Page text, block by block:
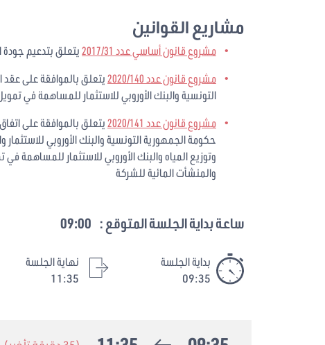
مشاريع القوانين
مشروع قانون أساسي عدد 2017/31
يتعلق بتدعيم جودة
مشروع قانون عدد 2020/140
التونسية والبنك الأوروبي للاستثمار للمساهمة في
مشروع قانون عدد 2020/141
حكومة الجمهورية التونسية والبنك الأوروبي
وتوزيع المياه والبنك الأوروبي للاستثمار للمساهمة
والمنشأت المائية للشركة
ساعة بداية الجلسة المتوقع : 09:00
بداية الجلسة
09:35
نهاية الجلسة
11:35